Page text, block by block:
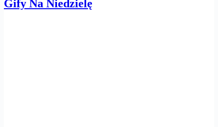
Gify Na Niedzielę